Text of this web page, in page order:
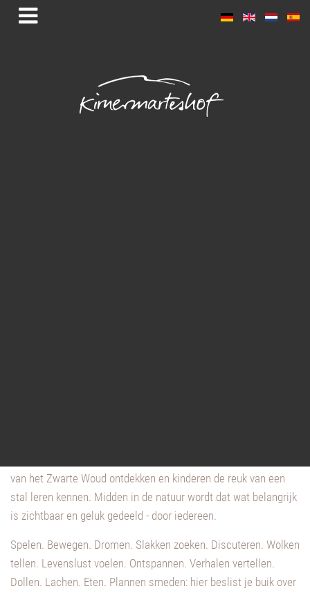
van het Zwarte Woud ontdekken en kinderen de reuk van een
stal leren kennen. Midden in de natuur wordt dat wat belangrijk
is zichtbaar en geluk gedeeld - door iedereen.
Spelen. Bewegen. Dromen. Slakken zoeken. Discuteren. Wolken
tellen. Levenslust voelen. Ontspannen. Verhalen vertellen.
Dollen. Lachen. Eten. Plannen smeden: hier beslist je buik over